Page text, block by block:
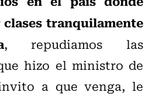
clases tranquilamente
, repudiamos las
hizo el ministro de
a que venga, le